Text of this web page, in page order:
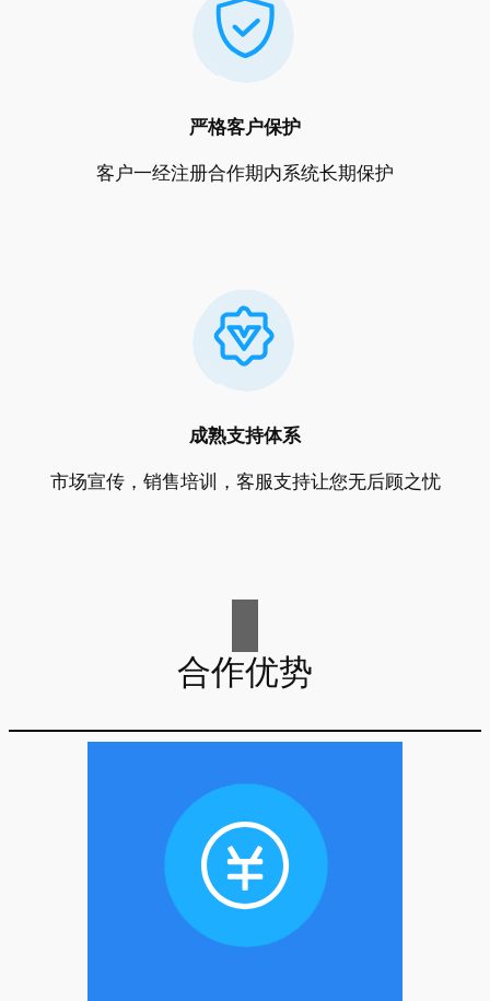
严格客户保护
客户一经注册合作期内系统长期保护
成熟支持体系
市场宣传，销售培训，客服支持让您无后顾之忧
合作优势